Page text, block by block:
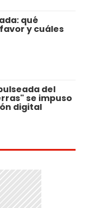
qué
y cuáles
del
se impuso
digital